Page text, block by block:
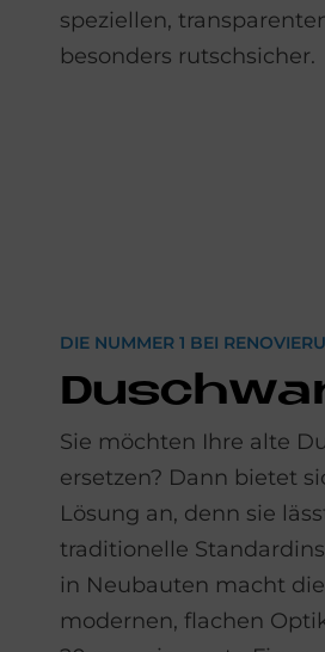
speziellen,
besonders rutschsicher.
DIE NUMMER 1 BEI
Sie möchten Ihre alte
ersetzen? Dann bietet
Lösung an, denn sie
traditionelle
in Neubauten macht
modernen, flachen